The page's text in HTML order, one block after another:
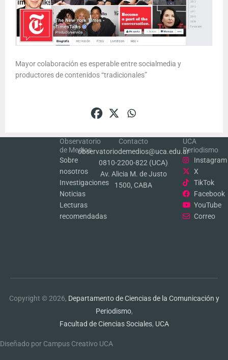
Mayor colaboración es esperable entre socialmedia y
productores de contenidos “tradicionales”
Observatorio
de Medios
Sobre
nosotros
Investigaciones
Noticias
Lecturas
recomendadas
Contacto
observatoriodemedios@uca.edu.ar
0810-2200-822 (UCA)
Av. Alicia M. de Justo
1500, CABA
UCA
Periodismo
Instagram
X
TikTok
Facebook
YouTube
Correo
Copyright © 2026, Departamento de Ciencias de la Comunicación y
Periodismo,
Facultad de Ciencias Sociales, UCA
Diseñado por Campus Creativo UCA